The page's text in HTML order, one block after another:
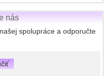
nás
spolupráce a odporučte